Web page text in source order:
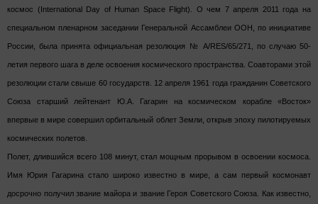
космос (International Day of Human Space Flight). О чем 7 апреля 2011 года на
специальном пленарном заседании Генеральной Ассамблеи ООН, по инициативе
России, была принята официальная резолюция № A/RES/65/271, по случаю 50-
летия первого шага в деле освоения космического пространства. Соавторами этой
резолюции стали свыше 60 государств. 12 апреля 1961 года гражданин Советского
Союза старший лейтенант Ю.А. Гагарин на космическом корабле «Восток»
впервые в мире совершил орбитальный облет Земли, открыв эпоху пилотируемых
космических полетов.
Полет, длившийся всего 108 минут, стал мощным прорывом в освоении космоса.
Имя Юрия Гагарина стало широко известно в мире, а сам первый космонавт
досрочно получил звание майора и звание Героя Советского Союза. Как известно,